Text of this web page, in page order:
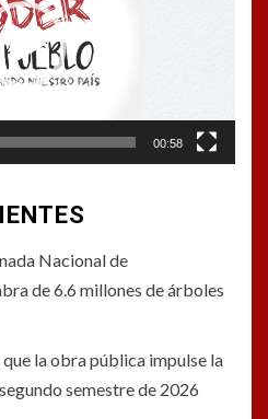
00:58
Nacional de
de 6.6 millones de árboles
la obra pública impulse la
semestre de 2026